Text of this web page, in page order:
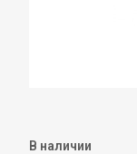
В наличии